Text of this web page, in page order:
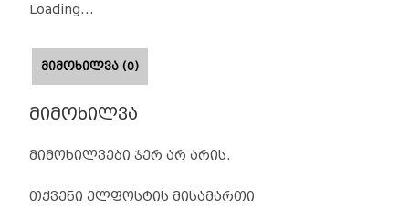
Loading...
ᲛᲘᲛᲝᲮᲘᲚᲕᲐ (0)
მიმოხილვა
მიმოხილვები ჯერ არ არის.
თქვენი ელფოსტის მისამართი